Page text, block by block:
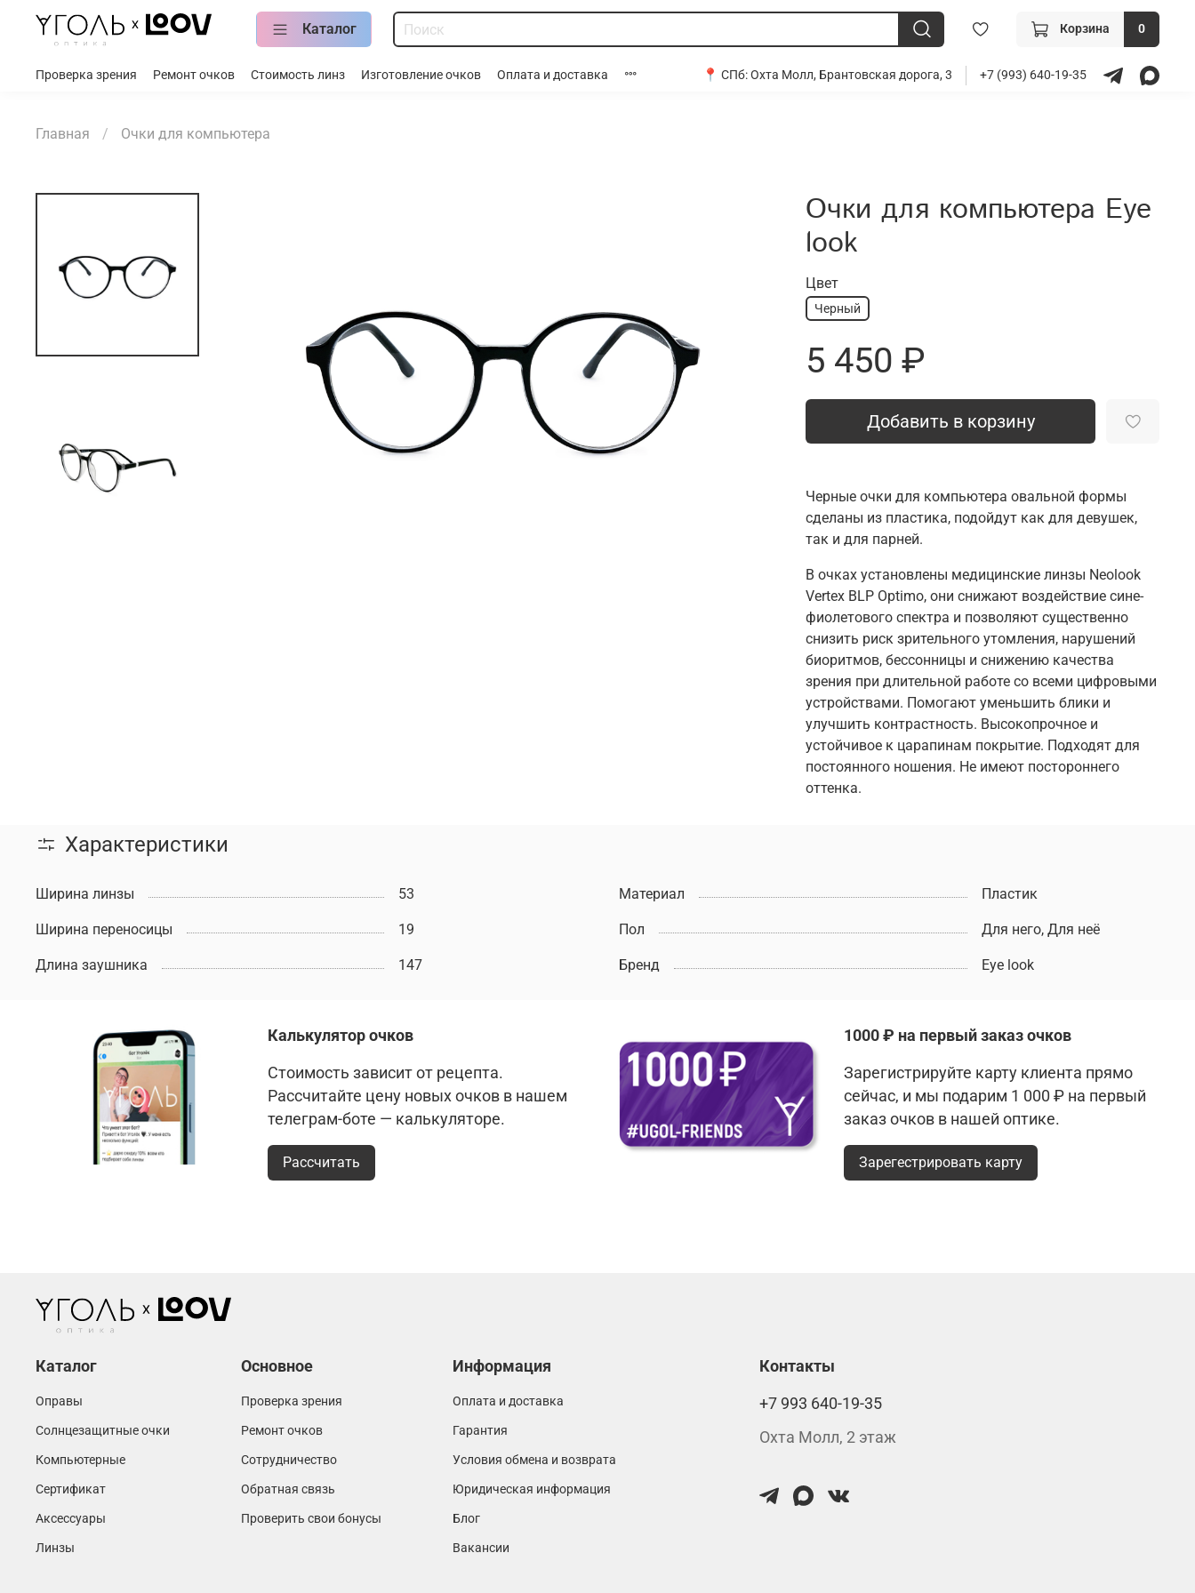
Каталог Корзина 0
Проверка зрения Ремонт очков Стоимость линз Изготовление очков Оплата и доставка 📍 СПб:Охта Молл, Брантовская дорога, 3 +7 (993) 640-19-35
Главная Очки для компьютера
Очки для компьютера Eye
look
Цвет
Черный
5 450 ₽
Добавить в корзину
Черные очки для компьютера овальной формы
сделаны из пластика, подойдут как для девушек,
так и для парней.
В очках установлены медицинские линзы Neolook
Vertex BLP Optimo, они снижают воздействие сине-
фиолетового спектра и позволяют существенно
снизить риск зрительного утомления, нарушений
биоритмов, бессонницы и снижению качества
зрения при длительной работе со всеми цифровыми
устройствами. Помогают уменьшить блики и
улучшить контрастность. Высокопрочное и
устойчивое к царапинам покрытие. Подходят для
постоянного ношения. Не имеют постороннего
оттенка.
Характеристики
Ширина линзы 53 Материал Пластик
Ширина переносицы 19 Пол Для него, Для неё
Длина заушника 147 Бренд Eye look
Калькулятор очков
Стоимость зависит от рецепта.
Рассчитайте цену новых очков в нашем
телеграм-боте — калькуляторе.
Рассчитать
1000 ₽ на первый заказ очков
Зарегистрируйте карту клиента прямо
сейчас, и мы подарим 1 000 ₽ на первый
заказ очков в нашей оптике.
Зарегестрировать карту
Каталог
Оправы
Солнцезащитные очки
Компьютерные
Сертификат
Аксессуары
Линзы
Основное
Проверка зрения
Ремонт очков
Сотрудничество
Обратная связь
Проверить свои бонусы
Информация
Оплата и доставка
Гарантия
Условия обмена и возврата
Юридическая информация
Блог
Вакансии
Контакты
+7 993 640-19-35
Охта Молл, 2 этаж